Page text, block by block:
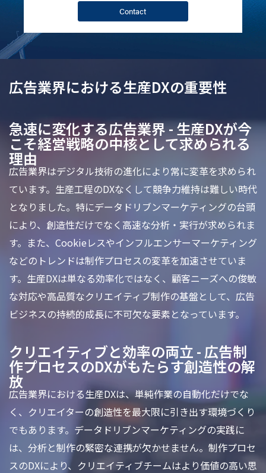
Contact
広告業界における生産DXの重要性
急速に変化する広告業界 - 生産DXが今
こそ経営戦略の中核として求められる
理由
広告業界はデジタル技術の進化により常に変革を求められ
ています。生産工程のDXなくして競争力維持は難しい時代
となりました。特にデータドリブンマーケティングの台頭
により、創造性だけでなく高速な分析・実行が求められま
す。また、Cookieレスやインフルエンサーマーケティング
などのトレンドは制作プロセスの変革を加速させていま
す。生産DXは単なる効率化ではなく、顧客ニーズへの俊敏
な対応や高品質なクリエイティブ制作の基盤として、広告
ビジネスの持続的成長に不可欠な要素となっています。
クリエイティブと効率の両立 - 広告制
作プロセスのDXがもたらす創造性の解
放
広告業界における生産DXは、単純作業の自動化だけでな
く、クリエイターの創造性を最大限に引き出す環境づくり
でもあります。データドリブンマーケティングの実践に
は、分析と制作の緊密な連携が欠かせません。制作プロセ
スのDXにより、クリエイティブチームはより価値の高い思